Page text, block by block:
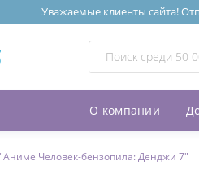
Уважаемые клиенты сайта!
О компании
Человек-бензопила: Денджи 7"